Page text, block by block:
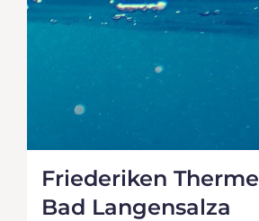
Friederiken Therme
Bad Langensalza